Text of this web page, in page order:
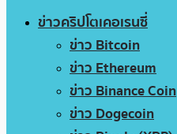
ข่าวคริปโตเคอเรนซี่
ข่าว Bitcoin
ข่าว Ethereum
ข่าว Binance Coin
ข่าว Dogecoin